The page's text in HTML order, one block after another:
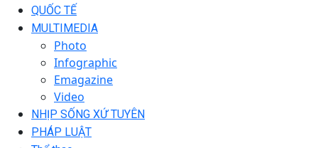
QUỐC TẾ
MULTIMEDIA
Photo
Infographic
Emagazine
Video
NHỊP SỐNG XỨ TUYÊN
PHÁP LUẬT